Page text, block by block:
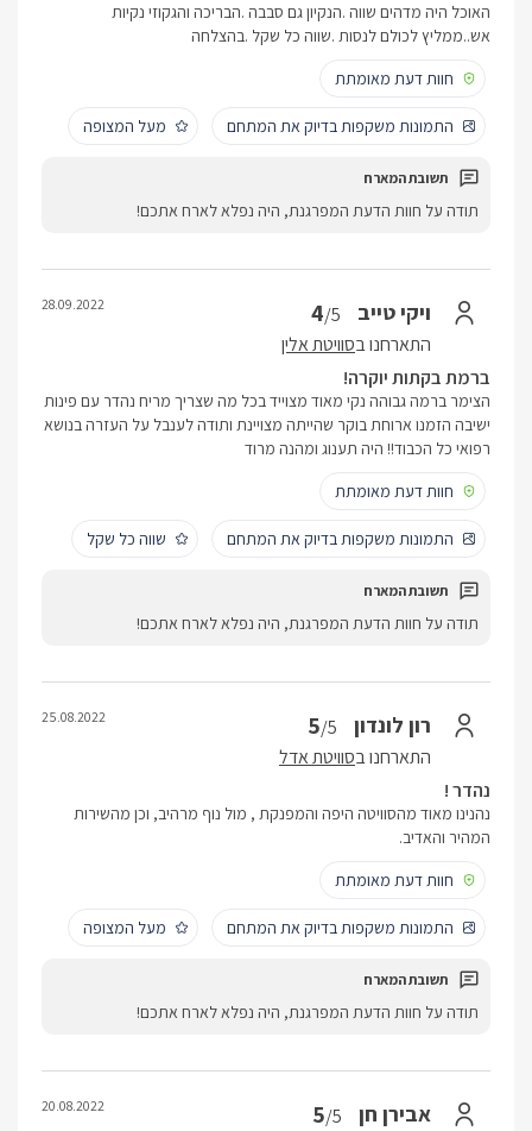
האוכל היה מדהים שווה .הנקיון גם סבבה .הבריכה והגקוזי נקיות
אש..ממליץ לכולם לנסות .שווה כל שקל .בהצלחה
חוות דעת מאומתת
התמונות משקפות בדיוק את המתחם מעל המצופה
תודה על חוות הדעת המפרגנת, היה נפלא לארח אתכם!
ויקי טייב 4/5
התארחנו בסוויטת אלין
28.09.2022
ברמת בקתות יוקרה!
הצימר ברמה גבוהה נקי מאוד מצוייד בכל מה שצריך מריח נהדר עם פינות
ישיבה הזמנו ארוחת בוקר שהייתה מצויינת ותודה לענבל על העזרה בנושא
רפואי כל הכבוד!! היה תענוג ומהנה מרוד
חוות דעת מאומתת
התמונות משקפות בדיוק את המתחם שווה כל שקל
תודה על חוות הדעת המפרגנת, היה נפלא לארח אתכם!
רון לונדון 5/5
התארחנו בסוויטת אדל
25.08.2022
נהדר !
נהנינו מאוד מהסוויטה היפה והמפנקת , מול נוף מרהיב, וכן מהשירות
המהיר והאדיב.
חוות דעת מאומתת
התמונות משקפות בדיוק את המתחם מעל המצופה
תודה על חוות הדעת המפרגנת, היה נפלא לארח אתכם!
אבירן חן 5/5
20.08.2022